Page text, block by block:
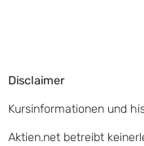
Disclaimer
Kursinformationen und
Aktien.net betreibt